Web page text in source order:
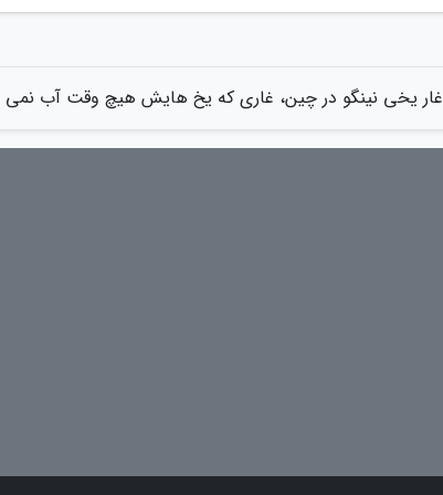
غار یخی نینگو در چین، غاری که یخ هایش هیچ وقت آب نمی